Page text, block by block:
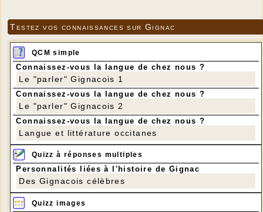
encouragements du public. Vous verrez des jeunes joueurs très
respectueux et pratiquant du beau jeu.
Merci de venir nombreux
Testez vos connaissances sur Gignac
QCM simple
Connaissez-vous la langue de chez nous ?
Le "parler" Gignacois 1
Connaissez-vous la langue de chez nous ?
Le "parler" Gignacois 2
Connaissez-vous la langue de chez nous ?
Langue et littérature occitanes
Quizz à réponses multiples
Personnalités liées à l'histoire de Gignac
Des Gignacois célèbres
Quizz images